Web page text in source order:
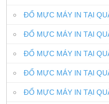
ĐỔ MỰC MÁY IN TẠI
ĐỔ MỰC MÁY IN TẠI
ĐỔ MỰC MÁY IN TẠI
ĐỔ MỰC MÁY IN TẠI
ĐỔ MỰC MÁY IN TẠI